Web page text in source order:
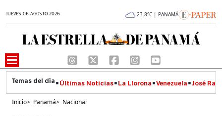
JUEVES 06 AGOSTO 2026 23.8°C | PANAMÁ
Últimas Noticias La Llorona Venezuela José
Inicio> Panamá> Nacional